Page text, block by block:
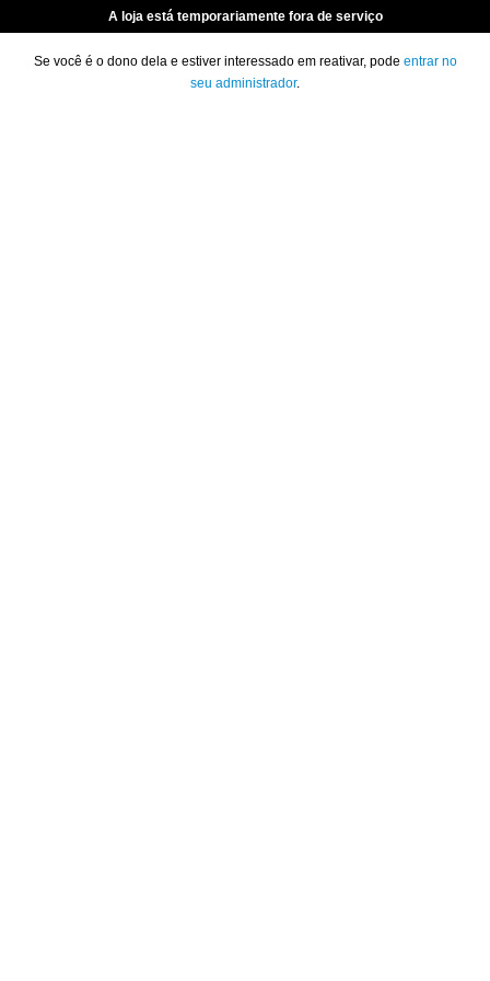
A loja está temporariamente fora de serviço
Se você é o dono dela e estiver interessado em reativar, pode entrar no
seu administrador.